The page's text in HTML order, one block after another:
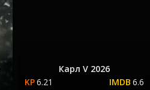
Карл V 2026
6.21
6.6